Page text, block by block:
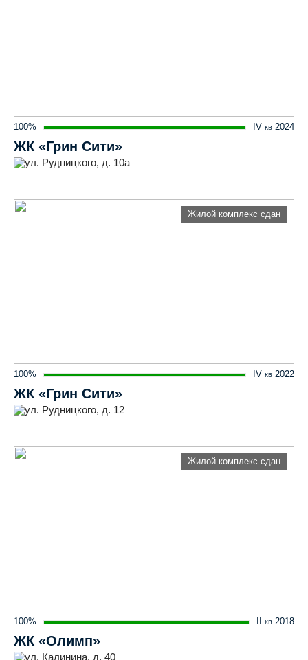
100% IV кв 2024
ЖК «Грин Сити»
ул. Рудницкого, д. 10а
Жилой комплекс сдан
100% IV кв 2022
ЖК «Грин Сити»
ул. Рудницкого, д. 12
Жилой комплекс сдан
100% II кв 2018
ЖК «Олимп»
ул. Калинина, д. 40